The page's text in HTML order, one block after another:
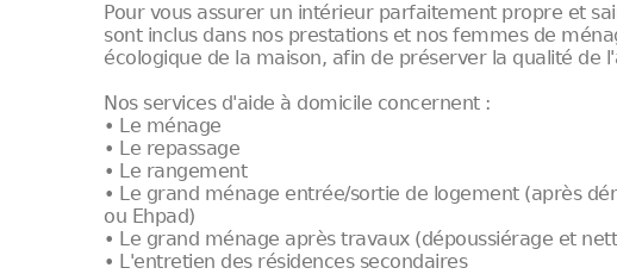
Pour vous assurer un intérieur parfaitement propre et
sont inclus dans nos prestations et nos femmes de
écologique de la maison, afin de préserver la qualité de
Nos services d'aide à domicile concernent :
• Le ménage
• Le repassage
• Le rangement
• Le grand ménage entrée/sortie de logement (après
ou Ehpad)
• Le grand ménage après travaux (dépoussiérage et
• L'entretien des résidences secondaires